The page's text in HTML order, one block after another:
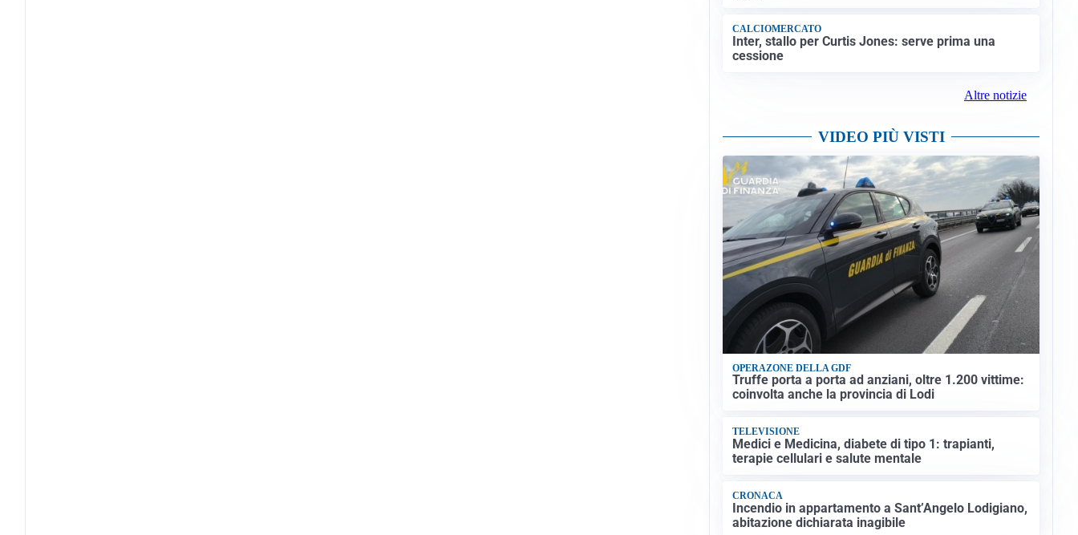
CALCIOMERCATO
Inter, stallo per Curtis Jones: serve prima una
cessione
Altre notizie
VIDEO PIÙ VISTI
OPERAZONE DELLA GDF
Truffe porta a porta ad anziani, oltre 1.200 vittime:
coinvolta anche la provincia di Lodi
TELEVISIONE
Medici e Medicina, diabete di tipo 1: trapianti,
terapie cellulari e salute mentale
CRONACA
Incendio in appartamento a Sant’Angelo Lodigiano,
abitazione dichiarata inagibile